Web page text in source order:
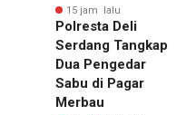
15 jam lalu
Polresta Deli
Serdang Tangkap
Dua Pengedar
Sabu di Pagar
Merbau